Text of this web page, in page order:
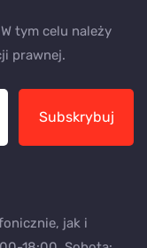
tym celu należy
prawnej.
Subskrybuj
jak i